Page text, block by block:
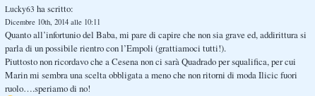
Lucky63 ha scritto:
Dicembre 10th, 2014 alle 10:11
Quanto all’infortunio del Baba, mi pare di capire che non sia grave ed, addirittura si
parla di un possibile rientro con l’Empoli (grattiamoci tutti!).
Piuttosto non ricordavo che a Cesena non ci sarà Quadrado per squalifica, per cui
Marin mi sembra una scelta obbligata a meno che non ritorni di moda Ilicic fuori
ruolo….speriamo di no!